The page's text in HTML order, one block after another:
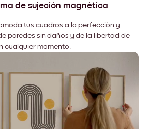
de sujeción magnética
tus cuadros a la perfección y
paredes sin daños y de la libertad de
cualquier momento.